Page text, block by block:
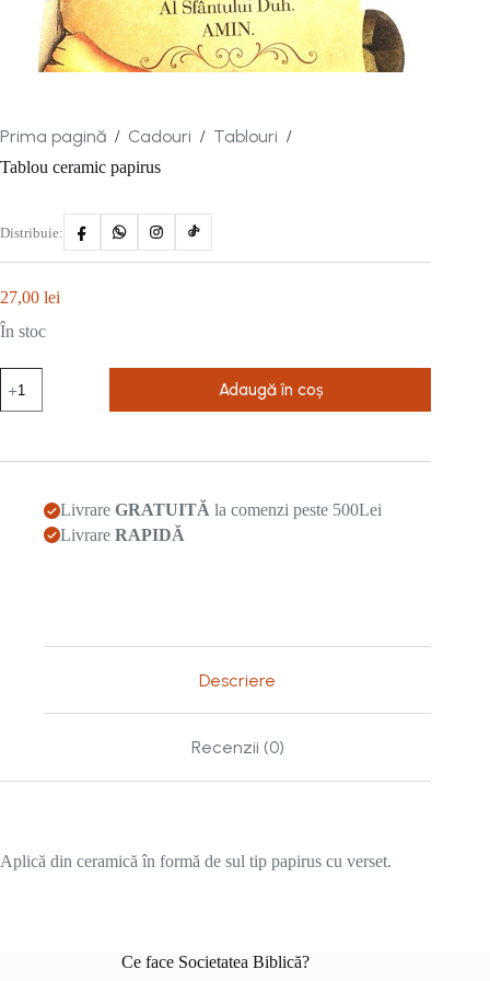
Prima pagină / Cadouri / Tablouri /
Tablou ceramic papirus
Distribuie:
27,00 lei
În stoc
Tablou
ceramic
Adaugă în coș
Livrare GRATUITĂ la comenzi peste 500Lei
Livrare RAPIDĂ
Descriere
Recenzii (0)
Aplică din ceramică în formă de sul tip papirus cu verset.
Ce face Societatea Biblică?